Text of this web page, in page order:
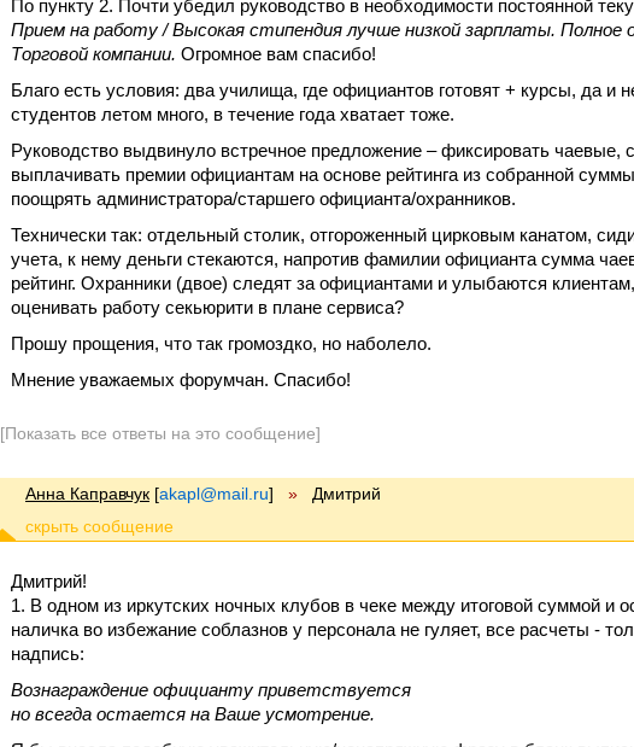
По пункту 2. Почти убедил руководство в необходимости постоянной
Прием на работу / Высокая стипендия лучше низкой зарплаты. Полное
Торговой компании. Огромное вам спасибо!
Благо есть условия: два училища, где официантов готовят + курсы, да и
студентов летом много, в течение года хватает тоже.
Руководство выдвинуло встречное предложение – фиксировать чаевые,
выплачивать премии официантам на основе рейтинга из собранной
поощрять администратора/старшего официанта/охранников.
Технически так: отдельный столик, отгороженный цирковым канатом,
учета, к нему деньги стекаются, напротив фамилии официанта сумма
рейтинг. Охранники (двое) следят за официантами и улыбаются
оценивать работу секьюрити в плане сервиса?
Прошу прощения, что так громоздко, но наболело.
Мнение уважаемых форумчан. Спасибо!
[Показать все ответы на это сообщение]
Анна Каправчук [akapl@mail.ru] » Дмитрий
Дмитрий!
1. В одном из иркутских ночных клубов в чеке между итоговой суммой и
наличка во избежание соблазнов у персонала не гуляет, все расчеты -
надпись:
Вознаграждение официанту приветствуется
но всегда остается на Ваше усмотрение.